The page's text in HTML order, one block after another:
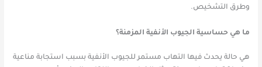
وطرق التشخيص.
ما هي حساسية الجيوب الأنفية المزمنة؟
هي حالة يحدث فيها التهاب مستمر للجيوب الأنفية بسبب استجابة مناعية